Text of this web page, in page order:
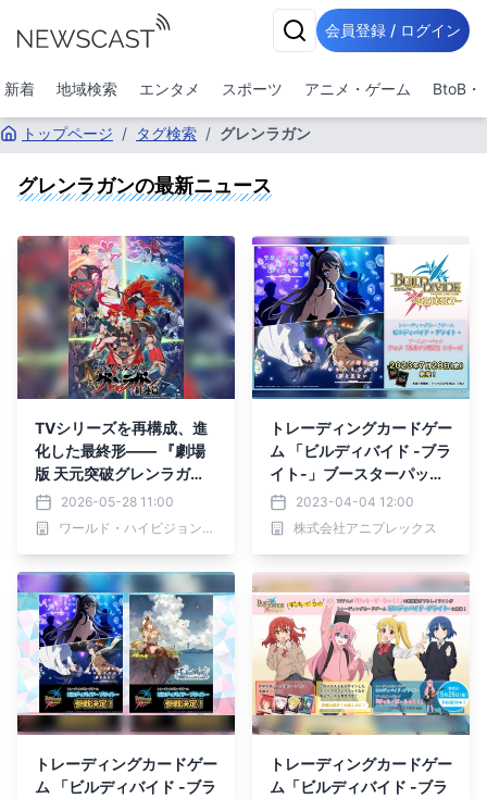
会員登録 / ログイン
新着 地域検索 エンタメ スポーツ アニメ・ゲーム BtoB・
トップページ / タグ検索 / グレンラガン
グレンラガンの最新ニュース
TVシリーズを再構成、進
化した最終形―― 『劇場
版 天元突破グレンラガ
ン』二部作 ブルーレイ版
マスターで放送 6月7日
（日）よる7時～BS12 ト
2026-05-28 11:00
ワールド・ハイビジョン・チャンネル株式会社
トレーディングカードゲー
ム 「ビルディバイド -ブラ
イト-」ブースターパック
『アニメ「青春ブタ野郎」
シリーズ』2023年7月28
日(金)発売決定！
2023-04-04 12:00
株式会社アニプレックス
トレーディングカードゲー
ム 「ビルディバイド -ブラ
トレーディングカードゲー
ム「ビルディバイド -ブラ